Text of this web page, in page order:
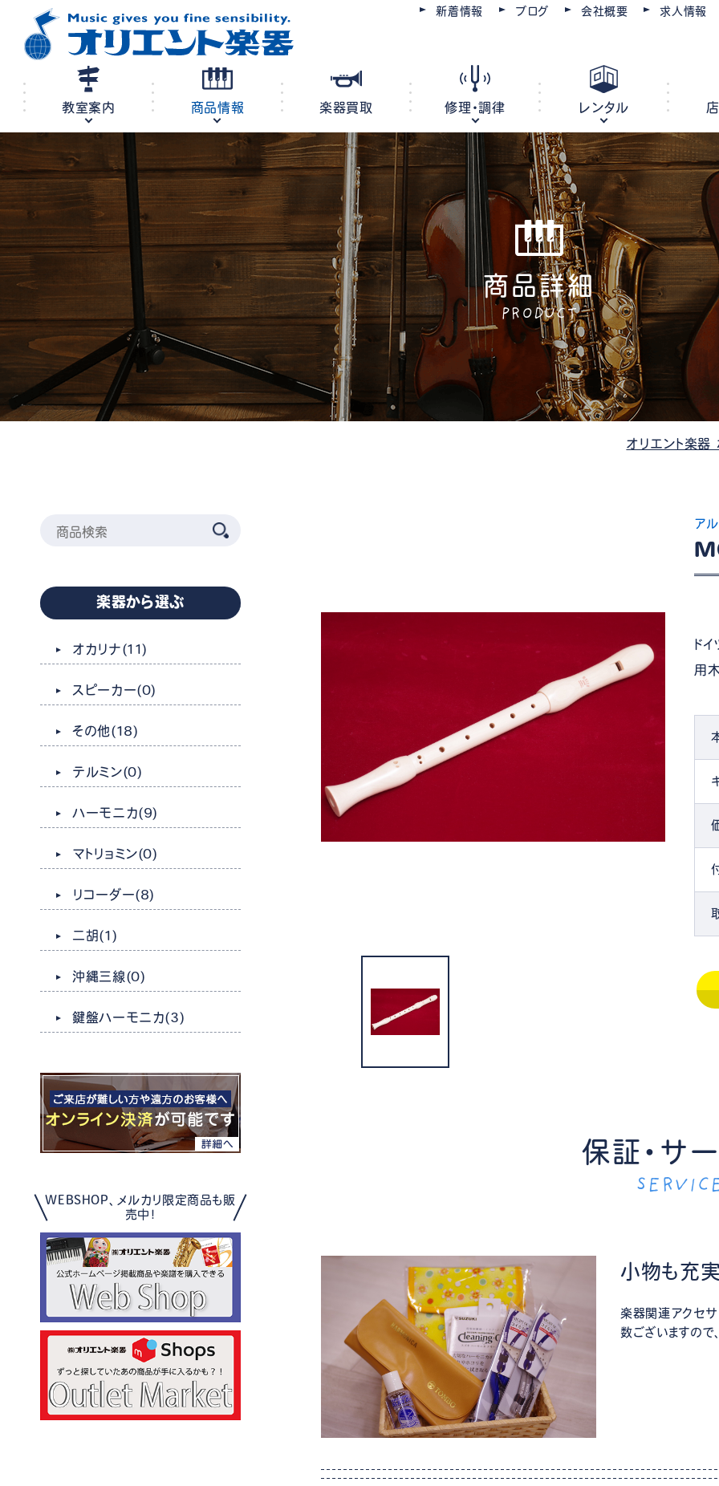
新着情報 ブログ 会社概要 求人情報
教室案内
教室案内
コースを選ぶ レッスン会場
商品情報
商品情報
ピアノ 電子ピアノ
オルガン
キーボード
防音・調音 各種楽器
楽器買取 修理・調律
修理・調律
ピアノ調律・修理 管楽器修理・メンテナンス
レンタル
レンタル
楽器レンタル 教室レンタル
店舗案内
豊橋店
商品詳細
PRODUCT
オリエント楽器
楽器から選ぶ
オカリナ(11)
スピーカー(0)
その他(18)
テルミン(0)
ハーモニカ(9)
マトリョミン(0)
リコーダー(8)
二胡(1)
沖縄三線(0)
鍵盤ハーモニカ(3)
WEBSHOP、メルカリ限定商品も販
売中！
ア
ド
用
保証・サ
小物も充
楽器関連アクセサ
数ございますので